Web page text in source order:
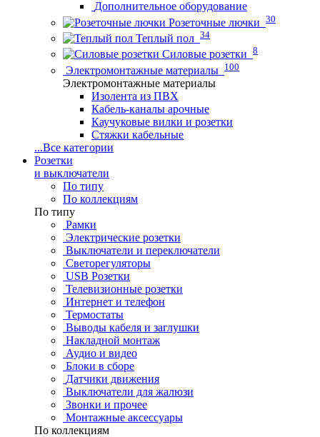
Дополнительное оборудование
Розеточные лючки 30
Теплый пол 34
Силовые розетки 8
Электромонтажные материалы 100
Электромонтажные материалы
Изолента из ПВХ
Кабель-каналы арочные
Каучуковые вилки и розетки
Стяжки кабельные
...Все категории
Розетки
и выключатели
По типу
По коллекциям
По типу
Рамки
Электрические розетки
Выключатели и переключатели
Светорегуляторы
USB Розетки
Телевизионные розетки
Интернет и телефон
Термостаты
Выводы кабеля и заглушки
Накладной монтаж
Аудио и видео
Блоки в сборе
Датчики движения
Выключатели для жалюзи
Звонки и прочее
Монтажные аксессуары
По коллекциям